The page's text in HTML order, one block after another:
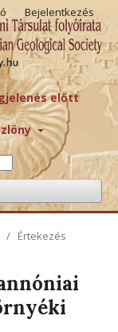
előtt
Bejelentkezés
/ Értekezés